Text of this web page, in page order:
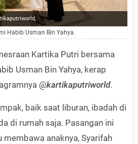
Habib Usman Bin Yahya.
Kartika Putri bersama
Usman Bin Yahya, kerap
@kartikaputriworld.
baik saat liburan, ibadah di
di rumah saja. Pasangan ini
membawa anaknya, Syarifah